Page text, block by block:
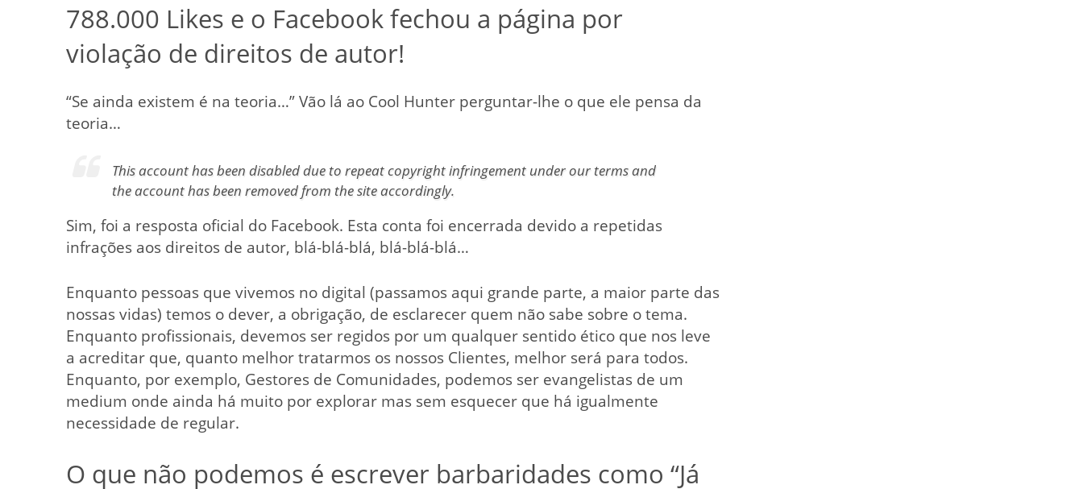
788.000 Likes e o Facebook fechou a página por
violação de direitos de autor!
“Se ainda existem é na teoria…” Vão lá ao Cool Hunter perguntar-lhe o que ele pensa da
teoria…
This account has been disabled due to repeat copyright infringement under our terms and
the account has been removed from the site accordingly.
Sim, foi a resposta oficial do Facebook. Esta conta foi encerrada devido a repetidas
infrações aos direitos de autor, blá-blá-blá, blá-blá-blá…
Enquanto pessoas que vivemos no digital (passamos aqui grande parte, a maior parte das
nossas vidas) temos o dever, a obrigação, de esclarecer quem não sabe sobre o tema.
Enquanto profissionais, devemos ser regidos por um qualquer sentido ético que nos leve
a acreditar que, quanto melhor tratarmos os nossos Clientes, melhor será para todos.
Enquanto, por exemplo, Gestores de Comunidades, podemos ser evangelistas de um
medium onde ainda há muito por explorar mas sem esquecer que há igualmente
necessidade de regular.
O que não podemos é escrever barbaridades como “Já